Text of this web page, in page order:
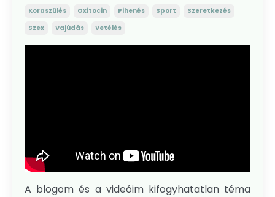
Koraszülés Oxitocin Pihenés Sport
Szeretkezés
Szex
Vajúdás Vetélés
A blogom és a videóim kifogyhatatlan téma